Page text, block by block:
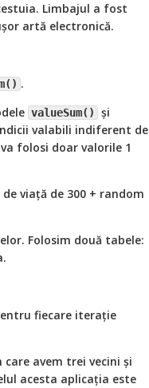
Limbajul a fost
artă electronică.
.
valueSum() și
valabili indiferent de
folosi doar valorile 1
viață de 300 + random
Folosim două tabele:
fiecare iterație
care avem trei vecini și
acesta aplicația este